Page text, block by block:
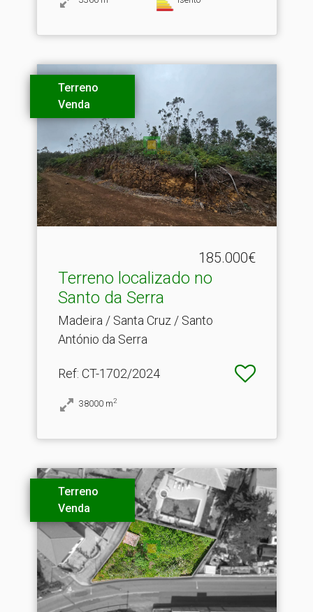
Terreno
Venda
185.000€
Terreno localizado no
Santo da Serra
Madeira / Santa Cruz / Santo
António da Serra
Ref: CT-1702/2024
38000 m2
Terreno
Venda